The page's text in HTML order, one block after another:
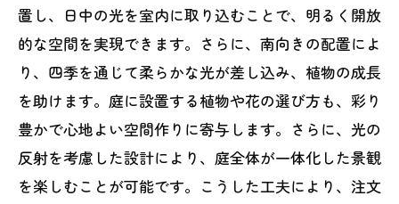
置し、日中の光を室内に取り込むことで、明るく開放
的な空間を実現できます。さらに、南向きの配置によ
り、四季を通じて柔らかな光が差し込み、植物の成長
を助けます。庭に設置する植物や花の選び方も、彩り
豊かで心地よい空間作りに寄与します。さらに、光の
反射を考慮した設計により、庭全体が一体化した景観
を楽しむことが可能です。こうした工夫により、注文